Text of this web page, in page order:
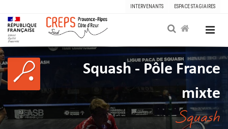
INTERVENANTS ESPACE STAGIAIRES
Squash - Pôle France
mixte
Squash